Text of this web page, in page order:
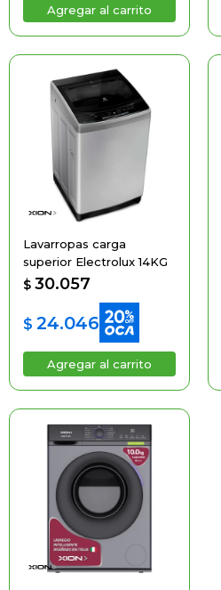
Lavarropas carga
superior Electrolux 14KG
$ 30.057
$ 24.046